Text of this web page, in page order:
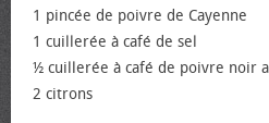
1 pincée de poivre de Cayenne
1 cuillerée à café de sel
½ cuillerée à café de poivre noir
2 citrons